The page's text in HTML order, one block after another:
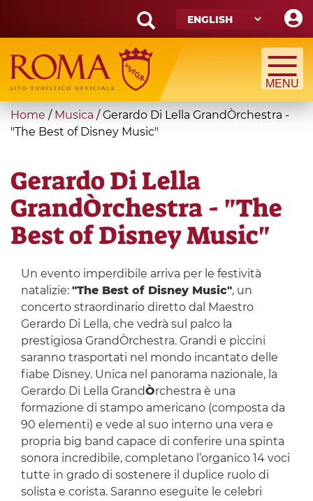
main
content
Search
form
Search
You
are
Home / Musica /Gerardo Di Lella GrandÒrchestra -
"The Best of Disney Music"
Gerardo Di Lella
GrandÒrchestra - "The
Best of Disney Music"
Un evento imperdibile arriva per le festività
natalizie: "The Best of Disney Music", un
concerto straordinario diretto dal Maestro
Gerardo Di Lella, che vedrà sul palco la
prestigiosa GrandÒrchestra. Grandi e piccini
saranno trasportati nel mondo incantato delle
fiabe Disney. Unica nel panorama nazionale, la
Gerardo Di Lella GrandÒrchestra è una
formazione di stampo americano (composta da
90 elementi) e vede al suo interno una vera e
propria big band capace di conferire una spinta
sonora incredibile, completano l’organico 14 voci
tutte in grado di sostenere il duplice ruolo di
solista e corista. Saranno eseguite le celebri